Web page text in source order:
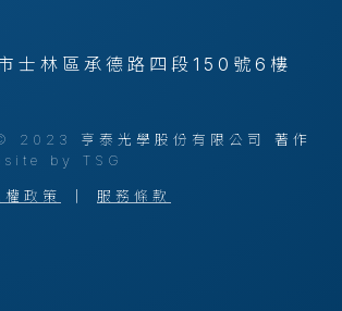
士林區承德路四段150號6樓
亨泰光學股份有限公司 著作
by TSG
權政策 服務條款